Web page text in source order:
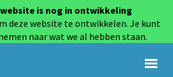
is nog in ontwikkeling
deze website te ontwikkelen. Je kunt
naar wat we al hebben staan.